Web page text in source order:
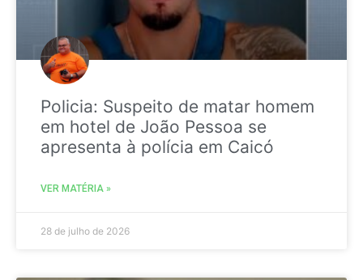
Policia: Suspeito de matar homem
em hotel de João Pessoa se
apresenta à polícia em Caicó
VER MATÉRIA »
28 de julho de 2026